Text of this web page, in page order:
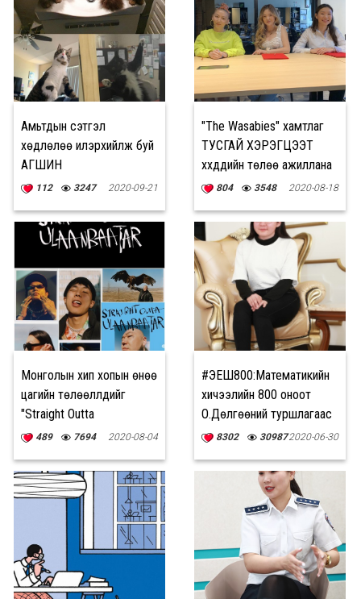
Амьтдын сэтгэл
хөдлөлөө илэрхийлж буй
АГШИН
112 3247 2020-09-21
"The Wasabies" хамтлаг
ТУСГАЙ ХЭРЭГЦЭЭТ
хүүхдүүдийн төлөө ажиллана
804 3548 2020-08-18
Монголын хип хопын өнөө
цагийн төлөөллүүдийг
"Straight Outta
Ulaanbaatar"-аас
489 7694 2020-08-04
#ЭЕШ800:Математикийн
хичээлийн 800 оноот
О.Дөлгөөний туршлагаас
8302 309872020-06-30